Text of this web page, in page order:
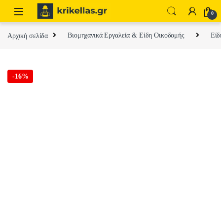
Skip to navigation
Skip to content
0
Αρχική σελίδα Βιομηχανικά Εργαλεία & Είδη Οικοδομής
-16%